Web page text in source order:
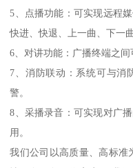
5、点播功能：可实现远程
快进、快退、上一曲、下一
6、对讲功能：广播终端之间
7、消防联动：系统可与消
警。
8、采播录音：可实现对广
用。
我们公司以高质量、高标准